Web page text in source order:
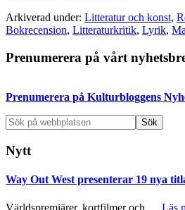
Arkiverad under: Litteratur och konst,
Bokrecension, Litteraturkritik, Lyrik,
Primärt
Prenumerera på vårt
Prenumerera på Kulturbloggens
Sök
på
webbplatsen
Nytt
Way Out West presenterar 19 nya
Världspremiärer, kortfilmer och … Läs